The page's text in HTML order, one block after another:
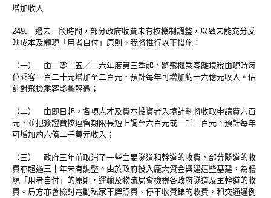
增加收入
249. 過去一段時間，部分政府收費未有按機制調整，以致未能充分反
映成本及體現「用者自付」原則。我將推行以下措施：
（一） 由二零二五／二六年度第三季起，將飛機乘客離境稅由現時每
位乘客一百二十元增加至二百元，預計每年可增加約十六億元收入。估
計對飛機乘客影響輕微；
（二） 由即日起，各項人才及資本投資者入境計劃將收取申請費六百
元，並把簽證費按逗留期限長短上調至六百元或一千三百元。預計每年
可增加約六億二千萬元收入；
（三） 政府三年前取消了一些主要隧道和幹道的收費，部分隧道的收
費亦超過三十年未有調整。由於政府投入龐大資金興建這些基建，為體
現「用者自付」的原則，運輸及物流局會檢視各政府隧道及主幹道的收
費。局方亦會檢討電動私家車牌照費、停車收費錶的收費，和交通違例